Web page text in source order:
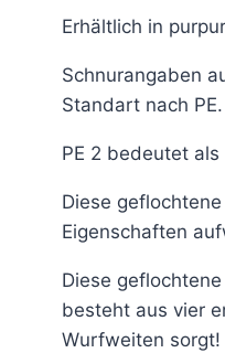
Erhältlich in
Schnurangaben
Standart nach PE.
PE 2 bedeutet
Diese
Eigenschaften
Diese
besteht aus vier
Wurfweiten